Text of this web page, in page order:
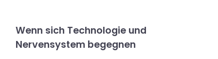
Wenn sich Technologie und
Nervensystem begegnen